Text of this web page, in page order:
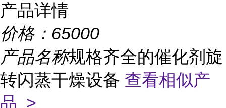
产品详情
价格： 65000
产品名称规格齐全的催化剂旋
转闪蒸干燥设备 查看相似产
品 >